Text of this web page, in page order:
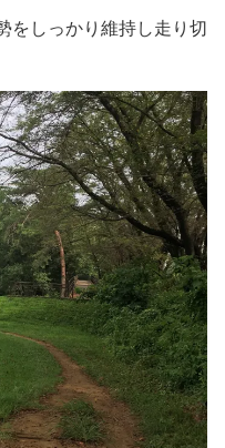
をしっかり維持し走り切